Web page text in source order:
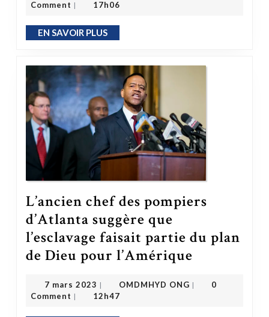
Comment | 17h06
EN SAVOIR PLUSEN SAVOIR PLUS
L’ancien chef des pompiers
d’Atlanta suggère que
l’esclavage faisait partie du plan
de Dieu pour l’Amérique
7 mars 2023 | OMDMHYD ONG |
0
Comment | 12h47